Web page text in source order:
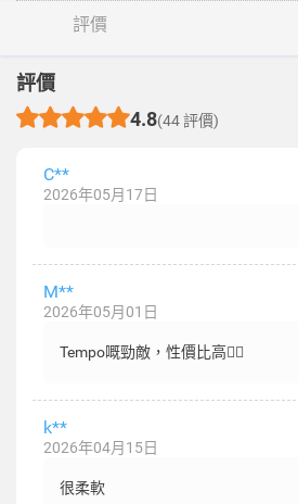
評價
評價
4.8(44 評價)
C**
2026年05月17日
M**
2026年05月01日
Tempo嘅勁敵，性價比高👍🏻
k**
2026年04月15日
很柔軟